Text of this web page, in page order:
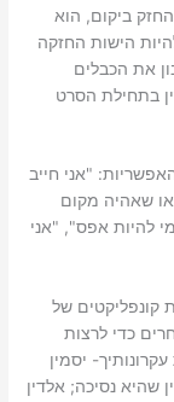
ביקום, הוא
הישות החזקה
את הכבלים
בתחילת הסרט
"אני חייב
או שאהיה מקום
להיות אפס", "אני
קונפליקטים של
כדי לרצות
יסמין
שהיא נסיכה; אלדין